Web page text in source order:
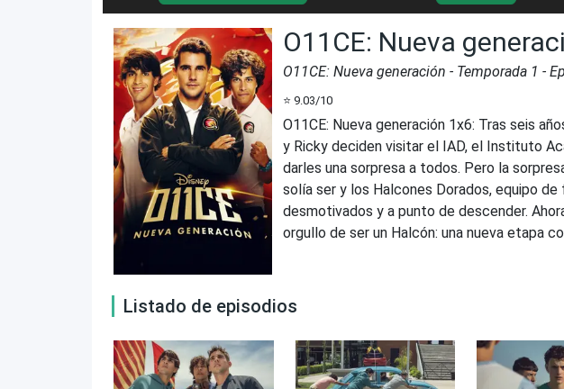
O11CE: Nueva
O11CE: Nueva generación - Temporada 1 -
⭐ 9.03/10
O11CE: Nueva generación 1x6: Tras seis
y Ricky deciden visitar el IAD, el Instituto
darles una sorpresa a todos. Pero la
solía ser y los Halcones Dorados, equipo
desmotivados y a punto de descender.
orgullo de ser un Halcón: una nueva etapa
Listado de episodios